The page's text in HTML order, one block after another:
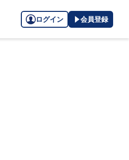
ログイン 会員登録